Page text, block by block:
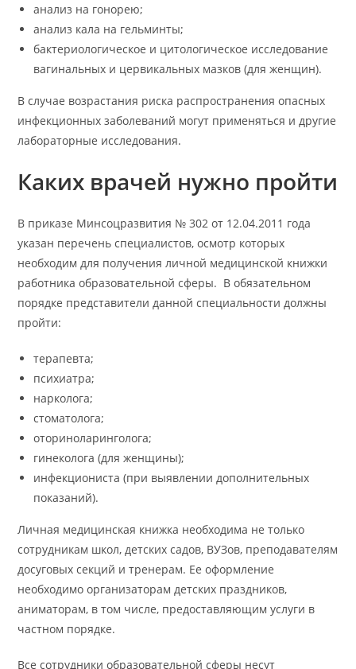
анализ на гонорею;
анализ кала на гельминты;
бактериологическое и цитологическое исследование
вагинальных и цервикальных мазков (для женщин).
В случае возрастания риска распространения опасных
инфекционных заболеваний могут применяться и другие
лабораторные исследования.
Каких врачей нужно пройти
В приказе Минсоцразвития № 302 от 12.04.2011 года
указан перечень специалистов, осмотр которых
необходим для получения личной медицинской книжки
работника образовательной сферы. В обязательном
порядке представители данной специальности должны
пройти:
терапевта;
психиатра;
нарколога;
стоматолога;
оториноларинголога;
гинеколога (для женщины);
инфекциониста (при выявлении дополнительных
показаний).
Личная медицинская книжка необходима не только
сотрудникам школ, детских садов, ВУЗов, преподавателям
досуговых секций и тренерам. Ее оформление
необходимо организаторам детских праздников,
аниматорам, в том числе, предоставляющим услуги в
частном порядке.
Все сотрудники образовательной сферы несут